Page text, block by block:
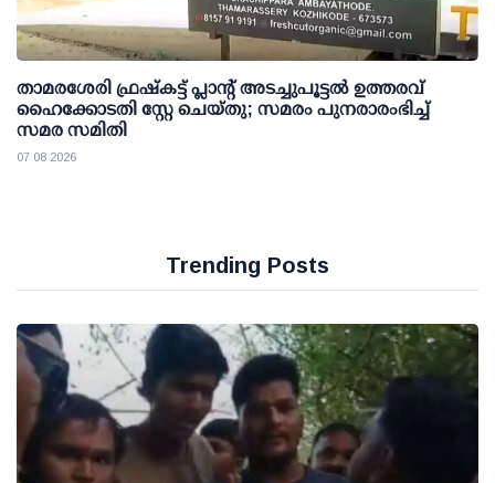
താമരശേരി ഫ്രഷ്കട്ട് പ്ലാന്റ് അടച്ചുപൂട്ടൽ ഉത്തരവ്
ഹൈക്കോടതി സ്റ്റേ ചെയ്തു; സമരം പുനരാരംഭിച്ച്
സമര സമിതി
07 08 2026
Trending Posts